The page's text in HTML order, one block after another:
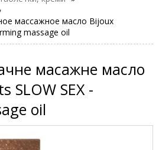
массажное масло Bijoux
massage oil
масажне масло
SLOW SEX -
oil